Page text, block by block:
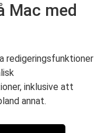
Mac med
redigeringsfunktioner
inklusive att
annat.